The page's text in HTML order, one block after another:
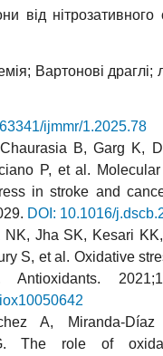
від нітрозативного
Вартонові драглі;
ijmmr/1.2025.78
B, Garg K,
P, et al.
in stroke and
DOI: 10.1016/
NK, Jha SK, Kesari
S, et al. Oxidative
Antioxidants.
A, Miranda-
The role of